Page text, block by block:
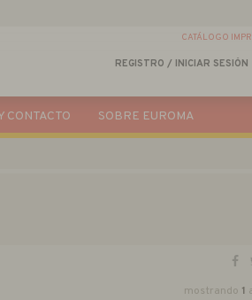
REGISTRO / INICIAR SESIÓN
CATÁLOGO
CONTACTO SOBRE EUROMA
mostrando 1